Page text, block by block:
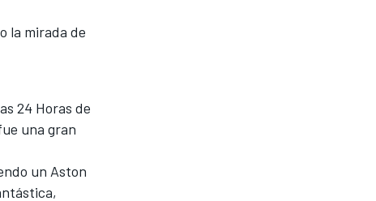
la mirada de
24 Horas de
una gran
un Aston